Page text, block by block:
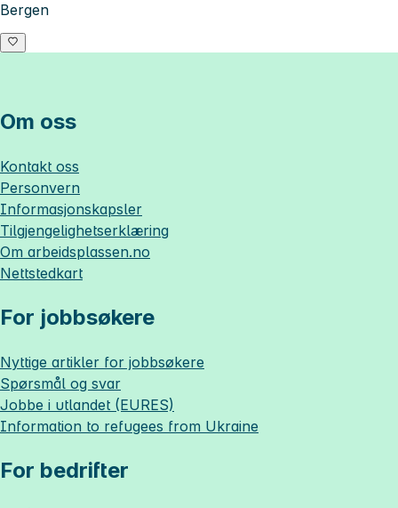
Bergen
Om oss
Kontakt oss
Personvern
Informasjonskapsler
Tilgjengelighetserklæring
Om arbeidsplassen.no
Nettstedkart
For jobbsøkere
Nyttige artikler for jobbsøkere
Spørsmål og svar
Jobbe i utlandet (EURES)
Information to refugees from Ukraine
For bedrifter